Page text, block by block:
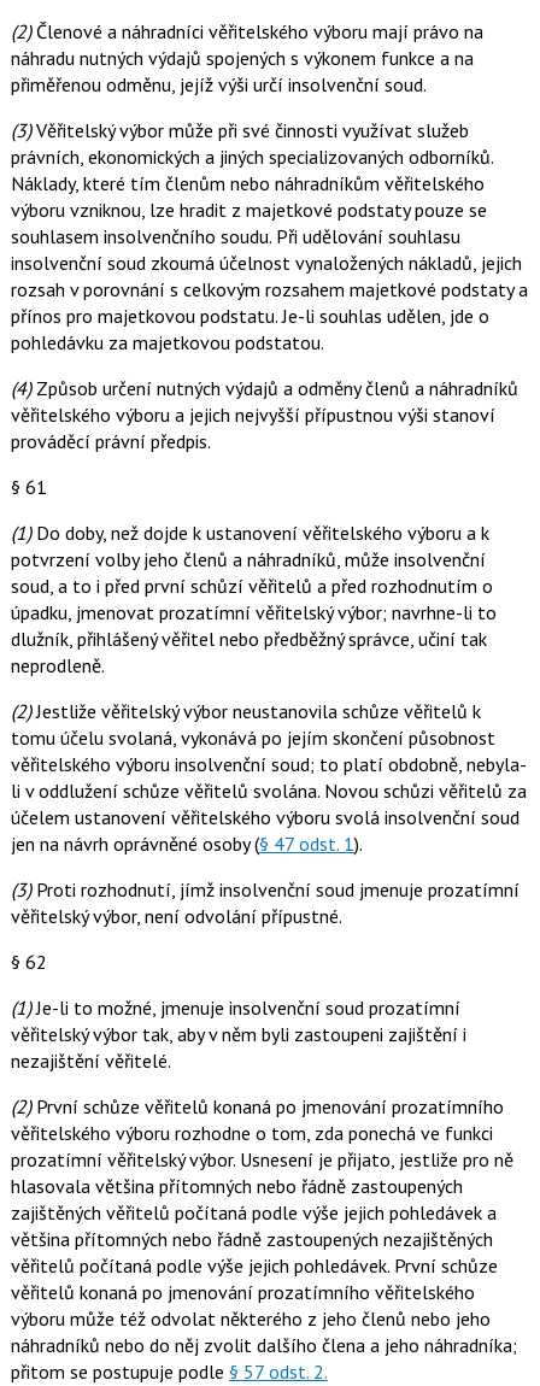
(2)Členové a náhradníci věřitelského výboru mají právo na
náhradu nutných výdajů spojených s výkonem funkce a na
přiměřenou odměnu, jejíž výši určí insolvenční soud.
(3)Věřitelský výbor může při své činnosti využívat služeb
právních, ekonomických a jiných specializovaných odborníků.
Náklady, které tím členům nebo náhradníkům věřitelského
výboru vzniknou, lze hradit z majetkové podstaty pouze se
souhlasem insolvenčního soudu. Při udělování souhlasu
insolvenční soud zkoumá účelnost vynaložených nákladů, jejich
rozsah v porovnání s celkovým rozsahem majetkové podstaty a
přínos pro majetkovou podstatu. Je-li souhlas udělen, jde o
pohledávku za majetkovou podstatou.
(4)Způsob určení nutných výdajů a odměny členů a náhradníků
věřitelského výboru a jejich nejvyšší přípustnou výši stanoví
prováděcí právní předpis.
§ 61
(1)Do doby, než dojde k ustanovení věřitelského výboru a k
potvrzení volby jeho členů a náhradníků, může insolvenční
soud, a to i před první schůzí věřitelů a před rozhodnutím o
úpadku, jmenovat prozatímní věřitelský výbor; navrhne-li to
dlužník, přihlášený věřitel nebo předběžný správce, učiní tak
neprodleně.
(2)Jestliže věřitelský výbor neustanovila schůze věřitelů k
tomu účelu svolaná, vykonává po jejím skončení působnost
věřitelského výboru insolvenční soud; to platí obdobně, nebyla-
li v oddlužení schůze věřitelů svolána. Novou schůzi věřitelů za
účelem ustanovení věřitelského výboru svolá insolvenční soud
jen na návrh oprávněné osoby (§ 47 odst. 1).
(3)Proti rozhodnutí, jímž insolvenční soud jmenuje prozatímní
věřitelský výbor, není odvolání přípustné.
§ 62
(1)Je-li to možné, jmenuje insolvenční soud prozatímní
věřitelský výbor tak, aby v něm byli zastoupeni zajištění i
nezajištění věřitelé.
(2)První schůze věřitelů konaná po jmenování prozatímního
věřitelského výboru rozhodne o tom, zda ponechá ve funkci
prozatímní věřitelský výbor. Usnesení je přijato, jestliže pro ně
hlasovala většina přítomných nebo řádně zastoupených
zajištěných věřitelů počítaná podle výše jejich pohledávek a
většina přítomných nebo řádně zastoupených nezajištěných
věřitelů počítaná podle výše jejich pohledávek. První schůze
věřitelů konaná po jmenování prozatímního věřitelského
výboru může též odvolat některého z jeho členů nebo jeho
náhradníků nebo do něj zvolit dalšího člena a jeho náhradníka;
přitom se postupuje podle § 57 odst. 2.